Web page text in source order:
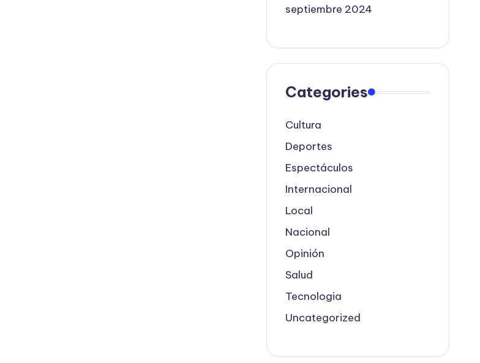
septiembre 2024
Categories
Cultura
Deportes
Espectáculos
Internacional
Local
Nacional
Opinión
Salud
Tecnologia
Uncategorized